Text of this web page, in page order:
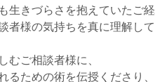
生きづらさを抱えていたご経
者様の気持ちを真に理解して
むご相談者様に、
るための術を伝授くださり、